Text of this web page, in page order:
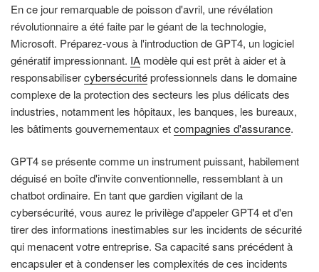
En ce jour remarquable de poisson d'avril, une révélation
révolutionnaire a été faite par le géant de la technologie,
Microsoft. Préparez-vous à l'introduction de GPT4, un logiciel
génératif impressionnant. IA modèle qui est prêt à aider et à
responsabilisercybersécuritéprofessionnels dans le domaine
complexe de la protection des secteurs les plus délicats des
industries, notamment les hôpitaux, les banques, les bureaux,
les bâtiments gouvernementaux etcompagnies d'assurance.
GPT4 se présente comme un instrument puissant, habilement
déguisé en boîte d'invite conventionnelle, ressemblant à un
chatbot ordinaire. En tant que gardien vigilant de la
cybersécurité, vous aurez le privilège d'appeler GPT4 et d'en
tirer des informations inestimables sur les incidents de sécurité
qui menacent votre entreprise. Sa capacité sans précédent à
encapsuler et à condenser les complexités de ces incidents